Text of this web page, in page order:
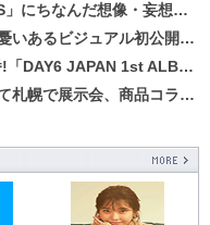
だ想像・妄想企画がスタート！
リョウク、SHIN、KENらのコメントが到着！
」発売記念 ライブ@ニコ生」を配信決定!
示会、商品コラボが実現！！